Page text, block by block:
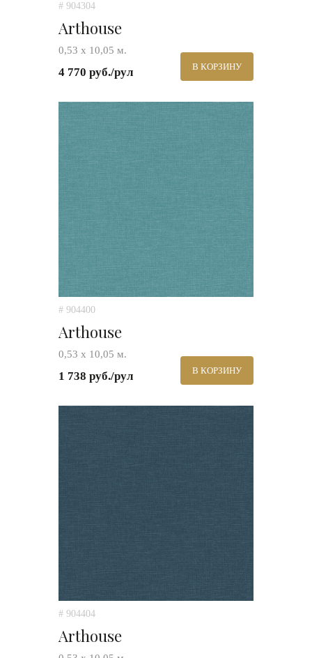
# 904304
Arthouse
0,53 х 10,05 м.
4 770 руб./рул В КОРЗИНУ
# 904400
Arthouse
0,53 х 10,05 м.
1 738 руб./рул В КОРЗИНУ
# 904404
Arthouse